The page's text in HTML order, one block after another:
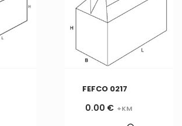
FEFCO 0217
0.00 €